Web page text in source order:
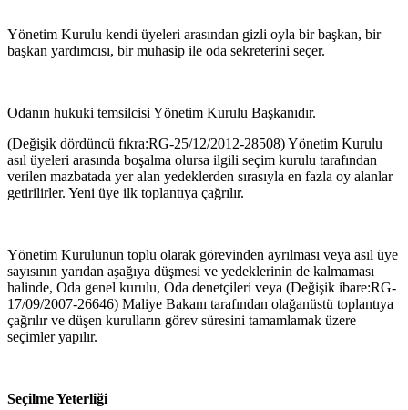
Yönetim Kurulu kendi üyeleri arasından gizli oyla bir başkan, bir
başkan yardımcısı, bir muhasip ile oda sekreterini seçer.
Odanın hukuki temsilcisi Yönetim Kurulu Başkanıdır.
(Değişik dördüncü fıkra:RG-25/12/2012-28508) Yönetim Kurulu
asıl üyeleri arasında boşalma olursa ilgili seçim kurulu tarafından
verilen mazbatada yer alan yedeklerden sırasıyla en fazla oy alanlar
getirilirler. Yeni üye ilk toplantıya çağrılır.
Yönetim Kurulunun toplu olarak görevinden ayrılması veya asıl üye
sayı­sının yarıdan aşağıya düşmesi ve yedeklerinin de kalmaması
halinde, Oda genel kurulu, Oda denetçileri veya (Değişik ibare:RG-
17/09/2007-26646) Maliye Bakanı tarafından olağanüstü toplantıya
çağrılır ve düşen kurulların görev süresini tamamlamak üzere
seçimler yapılır.
Seçilme Yeterliği